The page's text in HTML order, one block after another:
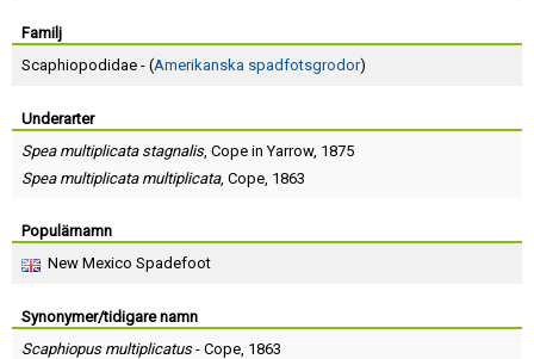
Familj
Scaphiopodidae - (Amerikanska spadfotsgrodor)
Underarter
Spea multiplicata stagnalis, Cope in Yarrow, 1875
Spea multiplicata multiplicata, Cope, 1863
Populärnamn
New Mexico Spadefoot
Synonymer/tidigare namn
Scaphiopus multiplicatus- Cope, 1863
Terms of Service
Skapa konto